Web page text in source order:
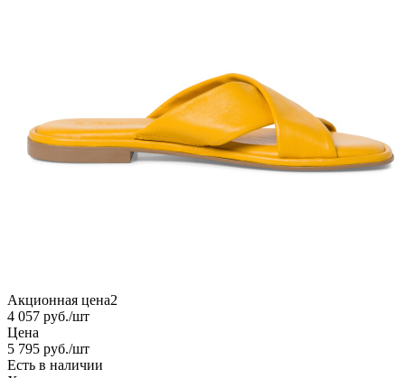
Акционная цена2
4 057 руб./шт
Цена
5 795 руб./шт
Есть в наличии